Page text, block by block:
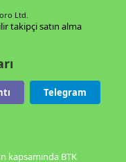
Ltd.
takipçi satın alma
Telegram
kapsamında BTK